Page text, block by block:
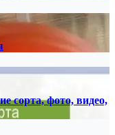
сорта, фото, видео,